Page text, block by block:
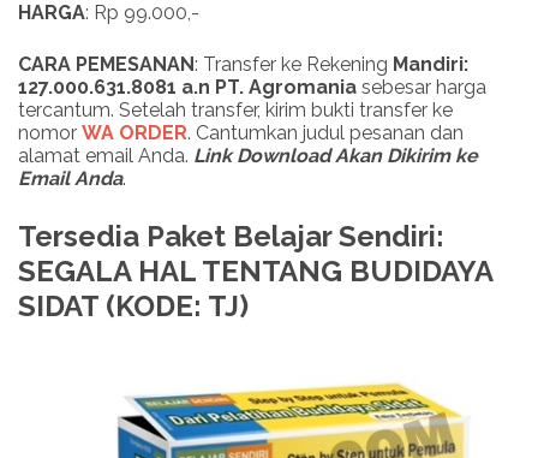
HARGA: Rp 99.000,-
CARA PEMESANAN: Transfer ke Rekening Mandiri:
127.000.631.8081 a.n PT. Agromania sebesar harga
tercantum. Setelah transfer, kirim bukti transfer ke
nomor WA ORDER. Cantumkan judul pesanan dan
alamat email Anda. LinkDownloadAkan Dikirim ke
Email Anda.
Tersedia Paket Belajar Sendiri:
SEGALA HAL TENTANG BUDIDAYA
SIDAT (KODE: TJ)